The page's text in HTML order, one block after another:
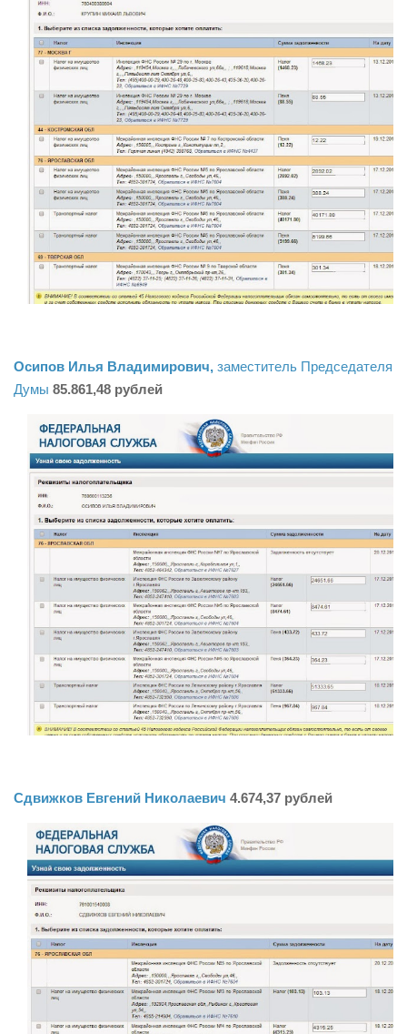
Осипов Илья Владимирович, заместитель Председателя
Думы 85.861,48 рублей
Сдвижков Евгений Николаевич 4.674,37 рублей